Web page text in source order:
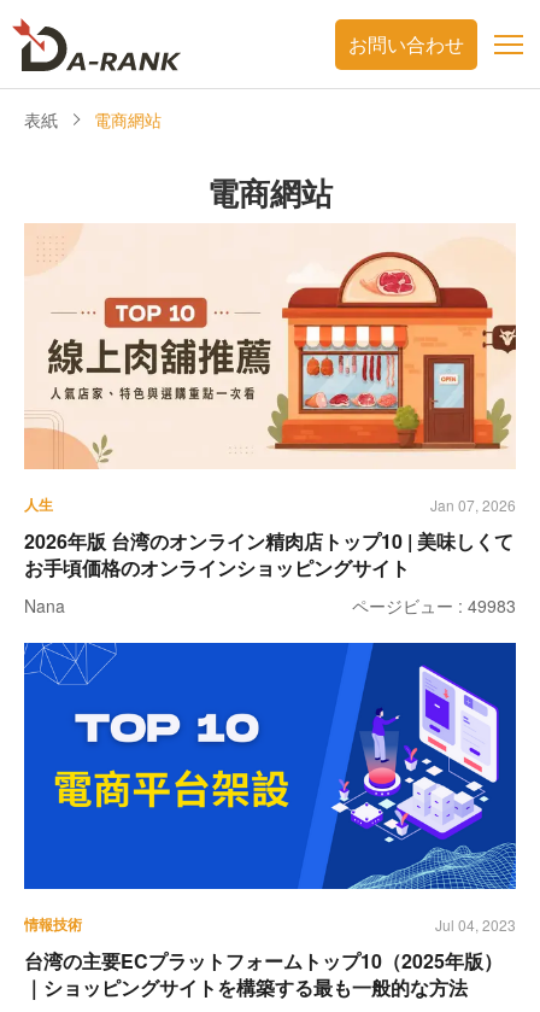
お問い合わせ
表紙 電商網站
電商網站
人生 Jan 07, 2026
2026年版 台湾のオンライン精肉店トップ10 | 美味しくて
お手頃価格のオンラインショッピングサイト
Nana ページビュー : 49983
情報技術 Jul 04, 2023
台湾の主要ECプラットフォームトップ10（2025年版）
｜ショッピングサイトを構築する最も一般的な方法